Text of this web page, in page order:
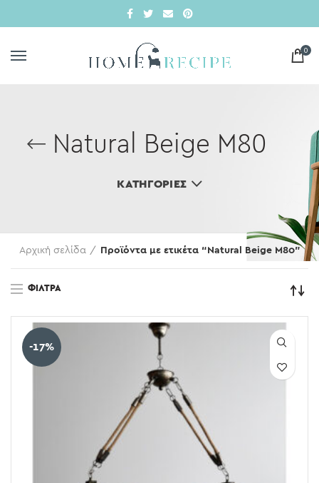
0
Natural Beige M80
ΚΑΤΗΓΟΡΊΕΣ
Αρχική σελίδα Προϊόντα με ετικέτα “Natural Beige M80”
ΦΊΛΤΡΑ
-17%